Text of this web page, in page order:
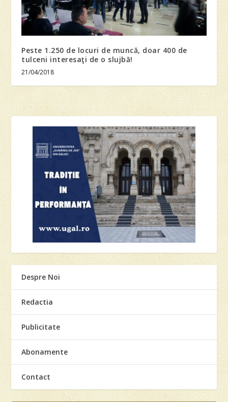
Peste 1.250 de locuri de muncă, doar 400 de
tulceni interesaţi de o slujbă!
21/04/2018
Despre Noi
Redactia
Publicitate
Abonamente
Contact